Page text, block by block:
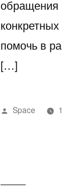
обращения
помочь в
[…]
Написано
Space